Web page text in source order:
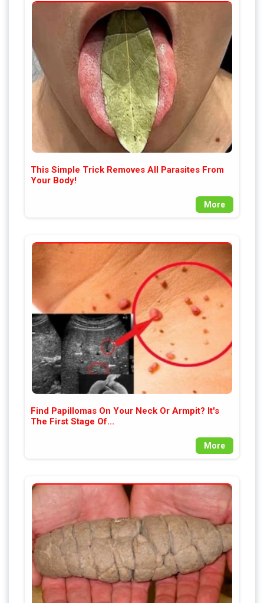
This Simple Trick Removes All Parasites From
Your Body!
More
Find Papillomas On Your Neck Or Armpit? It's
The First Stage Of...
More